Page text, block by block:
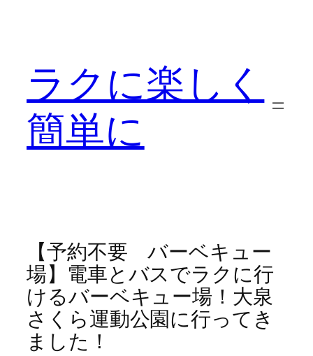
ラクに楽しく
簡単に
【予約不要 バーベキュー
場】電車とバスでラクに行
けるバーベキュー場！大泉
さくら運動公園に行ってき
ました！